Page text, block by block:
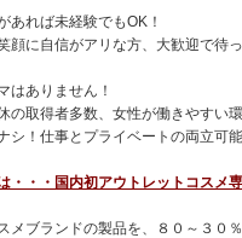
あれば未経験でもOK！
顔に自信がアリな方、大歓迎で待っ
ありません！
取得者多数、女性が働きやすい環
！仕事とプライベートの両立可能
・・・国内初アウトレットコスメ
メブランドの製品を、８０～３０